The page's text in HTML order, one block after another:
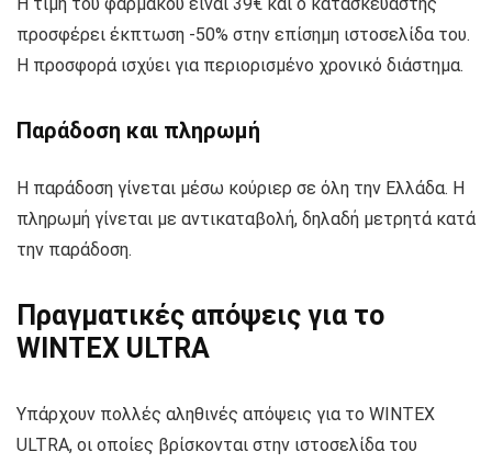
προσφέρει έκπτωση -50% στην επίσημη ιστοσελίδα του.
Η προσφορά ισχύει για περιορισμένο χρονικό διάστημα.
Παράδοση και πληρωμή
Η παράδοση γίνεται μέσω κούριερ σε όλη την Ελλάδα. Η
πληρωμή γίνεται με αντικαταβολή, δηλαδή μετρητά κατά
την παράδοση.
Πραγματικές απόψεις για το
WINTEX ULTRA
Υπάρχουν πολλές αληθινές απόψεις για το WINTEX
ULTRA, οι οποίες βρίσκονται στην ιστοσελίδα του